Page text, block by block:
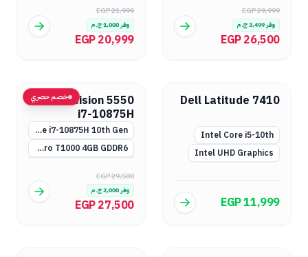
EGP 29,999
وفر3,499ج.م
EGP 26,500
EGP 21,999
وفر1,000ج.م
EGP 20,999
Dell Latitude 7410
Intel Core i5-10th
Intel UHD Graphics
EGP 11,999
خصم حصري
Dell Precision 5550
i7-10875H
Intel Core i7-10875H 10th Gen
NVIDIA Quadro T1000 4GB GDDR6
EGP 29,500
وفر2,000ج.م
EGP 27,500